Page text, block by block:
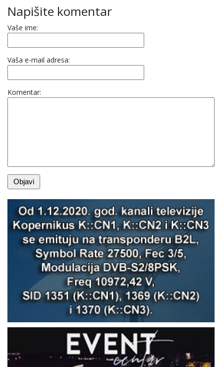
Napišite komentar
Vaše ime:
Vaša e-mail adresa:
Komentar: